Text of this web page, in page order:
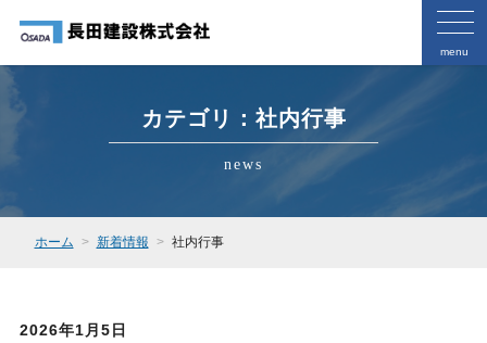
menu
カテゴリ：社内行事
news
ホーム 新着情報 社内行事
2026年1月5日